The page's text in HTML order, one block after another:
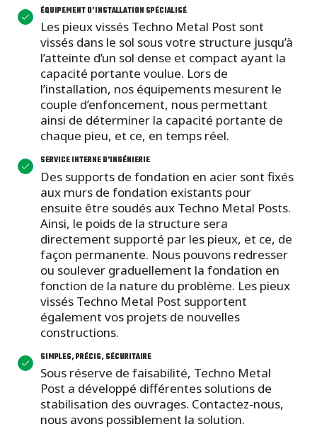
ÉQUIPEMENT D’INSTALLATION SPÉCIALISÉ
Les pieux vissés Techno Metal Post sont
vissés dans le sol sous votre structure jusqu’à
l’atteinte d’un sol dense et compact ayant la
capacité portante voulue. Lors de
l’installation, nos équipements mesurent le
couple d’enfoncement, nous permettant
ainsi de déterminer la capacité portante de
chaque pieu, et ce, en temps réel.
SERVICE INTERNE D'INGÉNIERIE
Des supports de fondation en acier sont fixés
aux murs de fondation existants pour
ensuite être soudés aux Techno Metal Posts.
Ainsi, le poids de la structure sera
directement supporté par les pieux, et ce, de
façon permanente. Nous pouvons redresser
ou soulever graduellement la fondation en
fonction de la nature du problème. Les pieux
vissés Techno Metal Post supportent
également vos projets de nouvelles
constructions.
SIMPLES, PRÉCIS, SÉCURITAIRE
Sous réserve de faisabilité, Techno Metal
Post a développé différentes solutions de
stabilisation des ouvrages. Contactez-nous,
nous avons possiblement la solution.